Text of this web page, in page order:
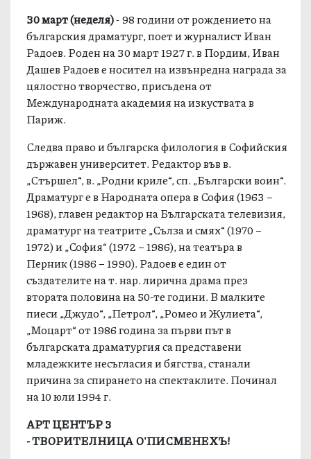
30 март (неделя)- 98 години от рождението на
българския драматург, поет и журналист Иван
Радоев. Роден на 30 март 1927 г. в Пордим, Иван
Дашев Радоев е носител на извънредна награда за
цялостно творчество, присъдена от
Международната академия на изкуствата в
Париж.
Следва право и българска филология в Софийския
държавен университет. Редактор във в.
„Стършел“, в. „Родни криле“, сп. „Български воин“.
Драматург е в Народната опера в София (1963 –
1968), главен редактор на Българската телевизия,
драматург на театрите „Сълза и смях“ (1970 –
1972) и „София“ (1972 – 1986), на театъра в
Перник (1986 – 1990). Радоев е един от
създателите на т. нар. лирична драма през
втората половина на 50-те години. В малките
пиеси „Джудо“, „Петрол“, „Ромео и Жулиета“,
„Моцарт“ от 1986 година за първи път в
българската драматургия са представени
младежките несъгласия и бягства, станали
причина за спирането на спектаклите. Починал
на 10 юли 1994 г.
АРТ ЦЕНТЪР 3
- ТВОРИТЕЛНИЦА О'ПИСМЕНЕХЪ!